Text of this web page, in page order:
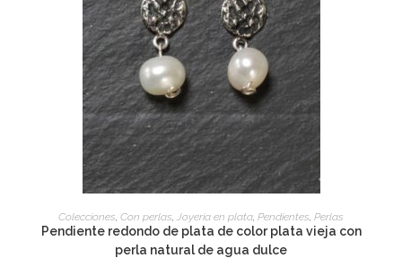
ADD TO CART
Colecciones, Con perlas, Joyería en plata, Pendientes, Perlas
Pendiente redondo de plata de color plata vieja con
perla natural de agua dulce